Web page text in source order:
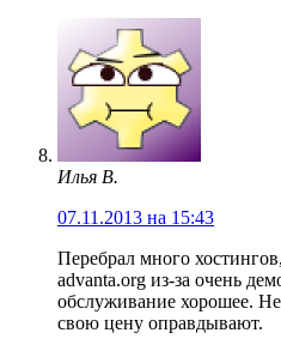
Илья В.
07.11.2013 на 15:43
Перебрал много
advanta.org из-за очень
обслуживание хорошее.
свою цену оправдывают.